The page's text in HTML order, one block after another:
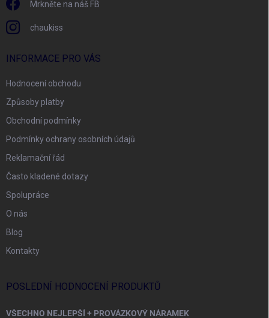
Mrkněte na náš FB
chaukiss
INFORMACE PRO VÁS
Hodnocení obchodu
Způsoby platby
Obchodní podmínky
Podmínky ochrany osobních údajů
Reklamační řád
Často kladené dotazy
Spolupráce
O nás
Blog
Kontakty
POSLEDNÍ HODNOCENÍ PRODUKTŮ
VŠECHNO NEJLEPŠÍ + PROVÁZKOVÝ NÁRAMEK